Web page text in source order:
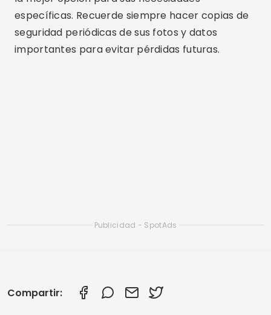
Aplicación gratuita de citas católicas